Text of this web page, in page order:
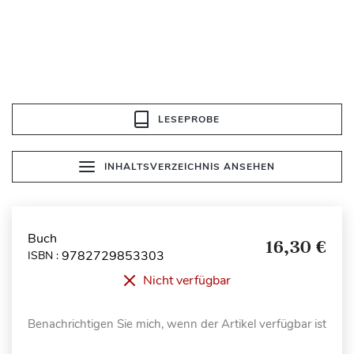
LESEPROBE
INHALTSVERZEICHNIS ANSEHEN
Buch
ISBN : 9782729853303 16,30 €
Nicht verfügbar
Benachrichtigen Sie mich, wenn der Artikel verfügbar ist